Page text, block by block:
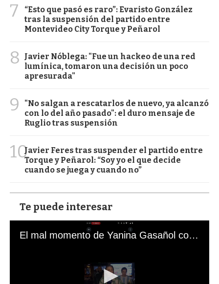
7
“Esto que pasó es raro”: Evaristo González
tras la suspensión del partido entre
Montevideo City Torque y Peñarol
8
Javier Nóblega: "Fue un hackeo de una red
lumínica, tomaron una decisión un poco
apresurada"
9
"No salgan a rescatarlos de nuevo, ya alcanzó
con lo del año pasado": el duro mensaje de
Ruglio tras suspensión
10Javier Feres tras suspender el partido entre
Torque y Peñarol: “Soy yo el que decide
cuando se juega y cuando no”
Te puede interesar
El mal momento de Yanina Gasañol con un hincha argentino en "Subrayado"